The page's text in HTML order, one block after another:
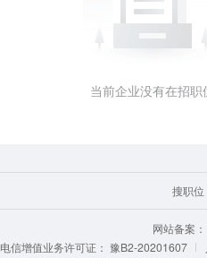
当前企业没有在招职
搜职位
网站备案：
电信增值业务许可证： 豫B2-20201607